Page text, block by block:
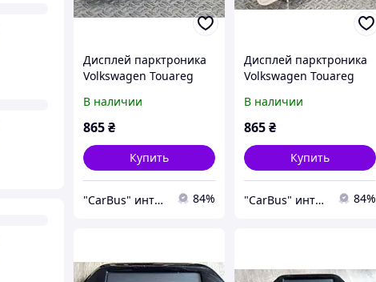
Дисплей парктроника
Volkswagen Touareg
3D0919473
В наличии
865₴
Купить
"CarBus" интернет-магазин запчастей 84%
Дисплей парктроника
Volkswagen Touareg
7L6919473D
В наличии
865₴
Купить
"CarBus" интернет-магазин запчастей 84%